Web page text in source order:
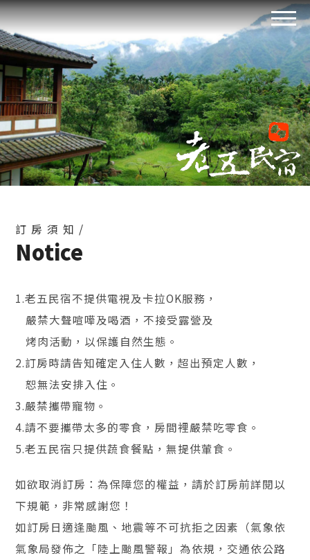
訂房須知/
Notice
1.老五民宿不提供電視及卡拉OK服務，
嚴禁大聲喧嘩及喝酒，不接受露營及
烤肉活動，以保護自然生態。
2.訂房時請告知確定入住人數，超出預定人數，
恕無法安排入住。
3.嚴禁攜帶寵物。
4.請不要攜帶太多的零食，房間裡嚴禁吃零食。
5.老五民宿只提供蔬食餐點，無提供葷食。
如欲取消訂房：為保障您的權益，請於訂房前詳閱以
下規範，非常感謝您！
如訂房日適逢颱風、地震等不可抗拒之因素（氣象依
氣象局發佈之「陸上颱風警報」為依規，交通依公路